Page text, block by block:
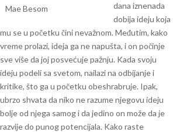
dana iznenada
dobija ideju koja
mu se u početku čini nevažnom. Međutim, kako
vreme prolazi, ideja ga ne napušta, i on počinje
sve više da joj posvećuje pažnju. Kada svoju
ideju podeli sa svetom, nailazi na odbijanje i
kritike, što ga u početku obeshrabruje. Ipak,
ubrzo shvata da niko ne razume njegovu ideju
bolje od njega samog i da jedino on može da je
razvije do punog potencijala. Kako raste